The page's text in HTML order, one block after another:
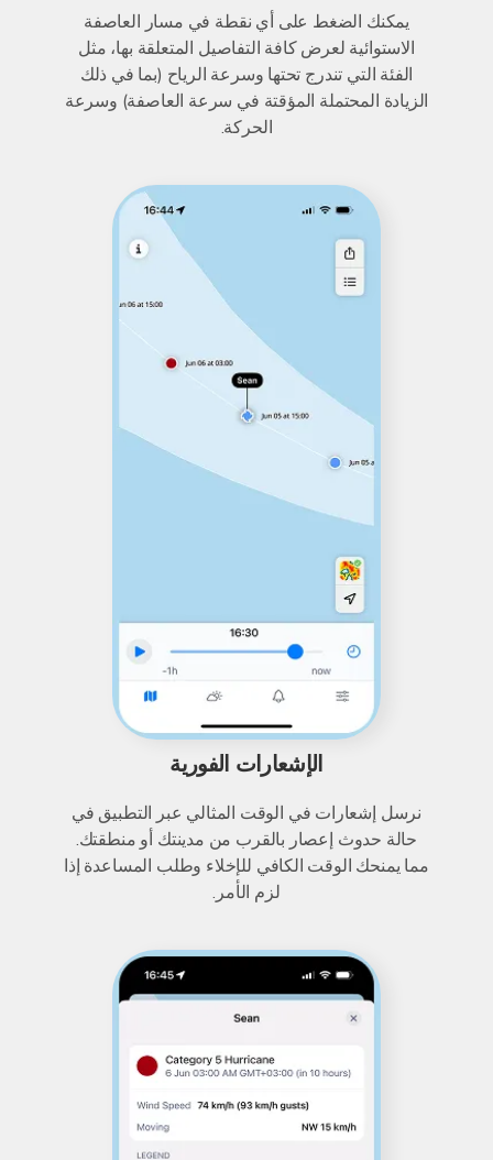
يمكنك الضغط على أي نقطة في مسار العاصفة
الاستوائية لعرض كافة التفاصيل المتعلقة بها، مثل
الفئة التي تندرج تحتها وسرعة الرياح (بما في ذلك
الزيادة المحتملة المؤقتة في سرعة العاصفة) وسرعة
الحركة.
الإشعارات الفورية
نرسل إشعارات في الوقت المثالي عبر التطبيق في
حالة حدوث إعصار بالقرب من مدينتك أو منطقتك.
مما يمنحك الوقت الكافي للإخلاء وطلب المساعدة إذا
لزم الأمر.